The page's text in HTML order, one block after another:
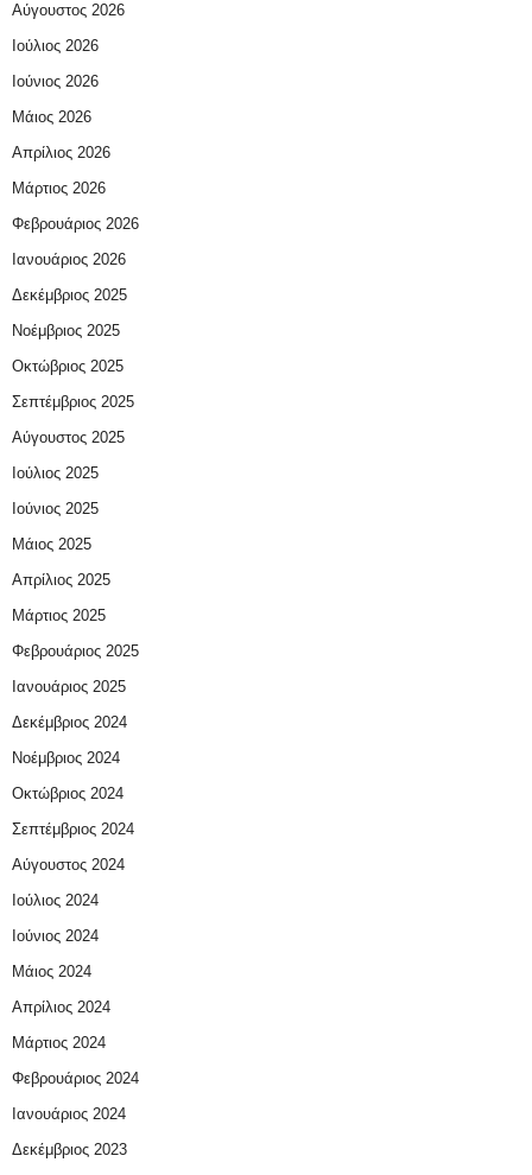
Αύγουστος 2026
Ιούλιος 2026
Ιούνιος 2026
Μάιος 2026
Απρίλιος 2026
Μάρτιος 2026
Φεβρουάριος 2026
Ιανουάριος 2026
Δεκέμβριος 2025
Νοέμβριος 2025
Οκτώβριος 2025
Σεπτέμβριος 2025
Αύγουστος 2025
Ιούλιος 2025
Ιούνιος 2025
Μάιος 2025
Απρίλιος 2025
Μάρτιος 2025
Φεβρουάριος 2025
Ιανουάριος 2025
Δεκέμβριος 2024
Νοέμβριος 2024
Οκτώβριος 2024
Σεπτέμβριος 2024
Αύγουστος 2024
Ιούλιος 2024
Ιούνιος 2024
Μάιος 2024
Απρίλιος 2024
Μάρτιος 2024
Φεβρουάριος 2024
Ιανουάριος 2024
Δεκέμβριος 2023